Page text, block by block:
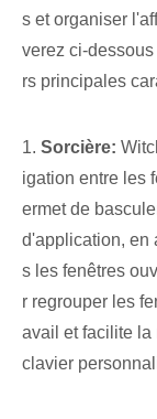
s et organiser
verez ci-
rs principales
1. Sorcière:
igation entre les
ermet de
d'application, en
s les fenêtres
r regrouper les
avail et facilite la
clavier